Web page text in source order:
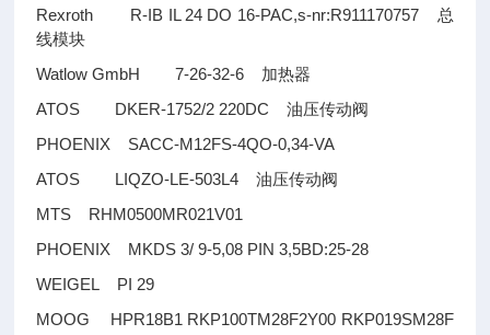
Rexroth R-IB IL 24 DO 16-PAC,s-nr:R911170757
总
线模块
Watlow GmbH 7-26-32-6 加热器
ATOS DKER-1752/2 220DC油压传动阀
PHOENIX SACC-M12FS-4QO-0,34-VA
ATOS LIQZO-LE-503L4油压传动阀
MTS RHM0500MR021V01
PHOENIX MKDS 3/ 9-5,08 PIN 3,5BD:25-28
WEIGEL PI 29
MOOG HPR18B1 RKP100TM28F2Y00 RKP019SM28F